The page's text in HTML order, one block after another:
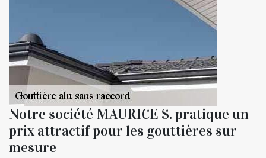
Notre société MAURICE S. pratique un
prix attractif pour les gouttières sur
mesure